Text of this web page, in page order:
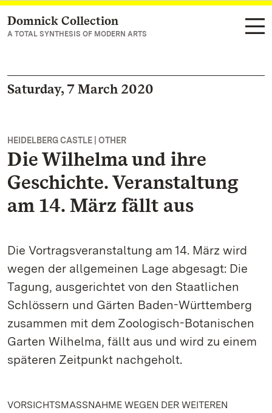
Navigate to main page
Domnick Collection
A TOTAL SYNTHESIS OF MODERN ARTS
Saturday, 7 March 2020
HEIDELBERG CASTLE | OTHER
Die Wilhelma und ihre
Geschichte. Veranstaltung
am 14. März fällt aus
Die Vortragsveranstaltung am 14. März wird
wegen der allgemeinen Lage abgesagt: Die
Tagung, ausgerichtet von den Staatlichen
Schlössern und Gärten Baden-Württemberg
zusammen mit dem Zoologisch-Botanischen
Garten Wilhelma, fällt aus und wird zu einem
späteren Zeitpunkt nachgeholt.
VORSICHTSMASSNAHME WEGEN DER WEITEREN